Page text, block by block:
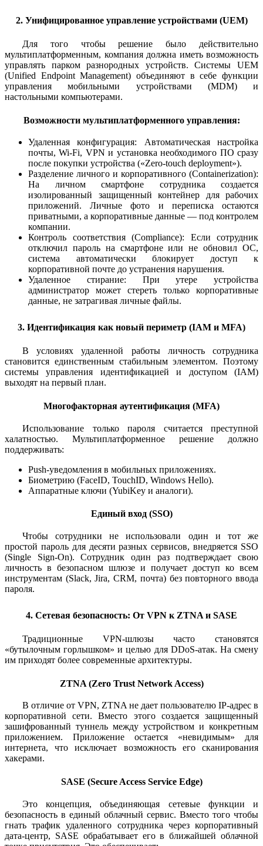
2. Унифицированное управление устройствами (UEM)
Для того чтобы решение было действительно
мультиплатформенным, компания должна иметь возможность
управлять парком разнородных устройств. Системы UEM
(Unified Endpoint Management) объединяют в себе функции
управления мобильными устройствами (MDM) и
настольными компьютерами.
Возможности мультиплатформенного управления:
Удаленная конфигурация: Автоматическая настройка
почты, Wi-Fi, VPN и установка необходимого ПО сразу
после покупки устройства («Zero-touch deployment»).
Разделение личного и корпоративного (Containerization):
На личном смартфоне сотрудника создается
изолированный защищенный контейнер для рабочих
приложений. Личные фото и переписка остаются
приватными, а корпоративные данные — под контролем
компании.
Контроль соответствия (Compliance): Если сотрудник
отключил пароль на смартфоне или не обновил ОС,
система автоматически блокирует доступ к
корпоративной почте до устранения нарушения.
Удаленное стирание: При утере устройства
администратор может стереть только корпоративные
данные, не затрагивая личные файлы.
3. Идентификация как новый периметр (IAM и MFA)
В условиях удаленной работы личность сотрудника
становится единственным стабильным элементом. Поэтому
системы управления идентификацией и доступом (IAM)
выходят на первый план.
Многофакторная аутентификация (MFA)
Использование только пароля считается преступной
халатностью. Мультиплатформенное решение должно
поддерживать:
Push-уведомления в мобильных приложениях.
Биометрию (FaceID, TouchID, Windows Hello).
Аппаратные ключи (YubiKey и аналоги).
Единый вход (SSO)
Чтобы сотрудники не использовали один и тот же
простой пароль для десяти разных сервисов, внедряется SSO
(Single Sign-On). Сотрудник один раз подтверждает свою
личность в безопасном шлюзе и получает доступ ко всем
инструментам (Slack, Jira, CRM, почта) без повторного ввода
пароля.
4. Сетевая безопасность: От VPN к ZTNA и SASE
Традиционные VPN-шлюзы часто становятся
«бутылочным горлышком» и целью для DDoS-атак. На смену
им приходят более современные архитектуры.
ZTNA (Zero Trust Network Access)
В отличие от VPN, ZTNA не дает пользователю IP-адрес в
корпоративной сети. Вместо этого создается защищенный
зашифрованный туннель между устройством и конкретным
приложением. Приложение остается «невидимым» для
интернета, что исключает возможность его сканирования
хакерами.
SASE (Secure Access Service Edge)
Это концепция, объединяющая сетевые функции и
безопасность в единый облачный сервис. Вместо того чтобы
гнать трафик удаленного сотрудника через корпоративный
дата-центр, SASE обрабатывает его в ближайшей облачной